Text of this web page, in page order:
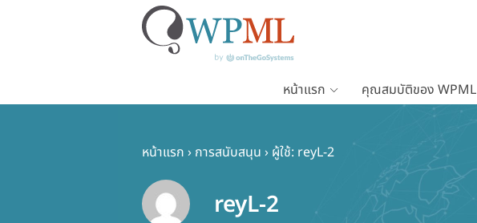
หน้าแรก คุณสมบัติของ WPML
หน้าแรก › การสนับสนุน › ผู้ใช้: reyL-2
reyL-2